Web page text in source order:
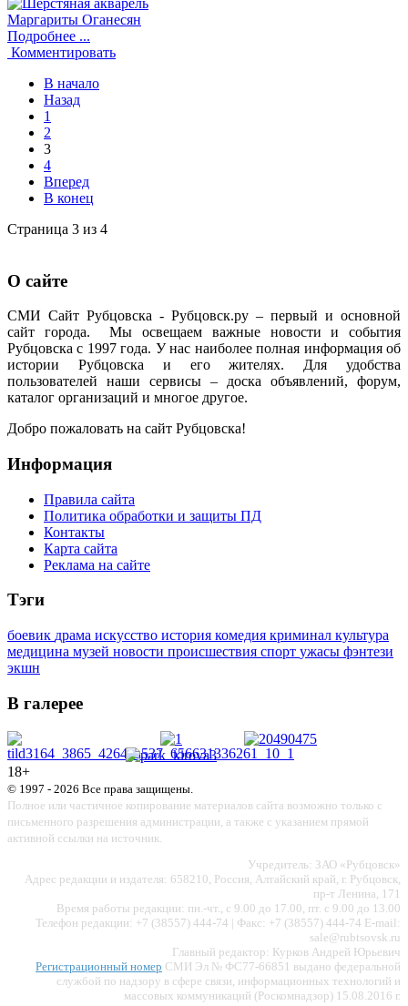
Подробнее ...
Комментировать
В начало
Назад
1
2
3
4
Вперед
В конец
Страница 3 из 4
О сайте
СМИ Сайт Рубцовска - Рубцовск.ру – первый и основной
сайт города. Мы освещаем важные новости и события
Рубцовска с 1997 года. У нас наиболее полная информация об
истории Рубцовска и его жителях. Для удобства
пользователей наши сервисы – доска объявлений, форум,
каталог организаций и многое другое.
Добро пожаловать на сайт Рубцовска!
Информация
Правила сайта
Политика обработки и защиты ПД
Контакты
Карта сайта
Реклама на сайте
Тэги
боевик драма искусство история комедия криминал культура
медицина музей новости происшествия спорт ужасы фэнтези
экшн
В галерее
18+
© 1997 - 2026 Все права защищены.
Полное или частичное копирование материалов сайта возможно только с
письменного разрешения администрации, а также с указанием прямой
активной ссылки на источник.
Учредитель: ЗАО «Рубцовск»
Адрес редакции и издателя: 658210, Россия, Алтайский край, г. Рубцовск,
пр-т Ленина, 171
Время работы редакции: пн.-чт., с 9.00 до 17.00, пт. с 9.00 до 13.00
Телефон редакции: +7 (38557) 444-74 | Факс: +7 (38557) 444-74 E-mail:
sale@rubtsovsk.ru
Главный редактор: Курков Андрей Юрьевич
Регистрационный номер СМИ Эл № ФС77-66851 выдано федеральной
службой по надзору в сфере связи, информационных технологий и
массовых коммуникаций (Роскомнадзор) 15.08.2016 г.